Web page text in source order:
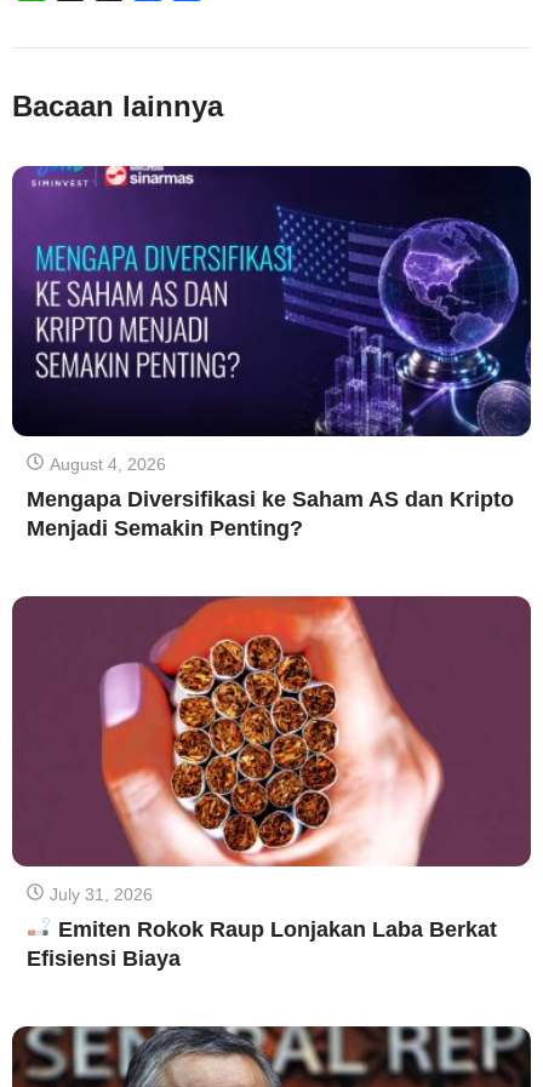
Bacaan lainnya
August 4, 2026
Mengapa Diversifikasi ke Saham AS dan Kripto
Menjadi Semakin Penting?
July 31, 2026
Emiten Rokok Raup Lonjakan Laba Berkat
Efisiensi Biaya